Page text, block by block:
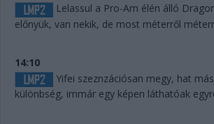
Lelassul a Pro-Am élén álló
előnyük, van nekik, de most méterről
14:10
Yifei szeznzációsan megy, hat
különbség, immár egy képen láthatóak